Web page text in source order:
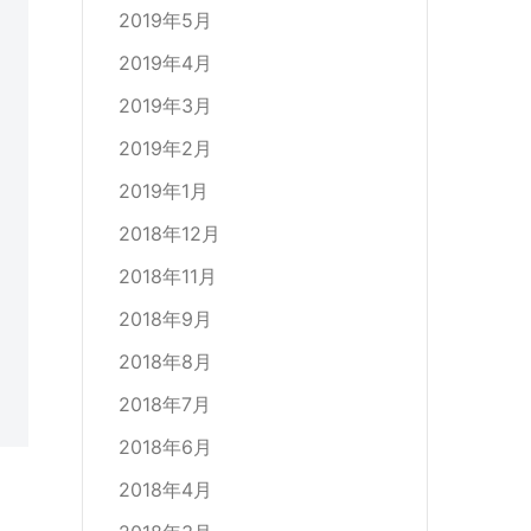
2019年5月
2019年4月
2019年3月
2019年2月
2019年1月
2018年12月
2018年11月
2018年9月
2018年8月
2018年7月
2018年6月
2018年4月